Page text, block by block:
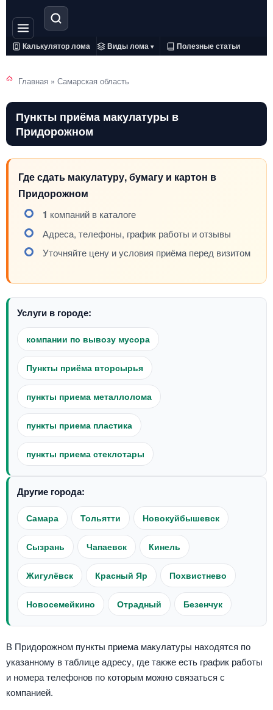
Калькулятор лома Виды лома ▾ Полезные статьи
Главная » Самарская область
Пункты приёма макулатуры в
Придорожном
Где сдать макулатуру, бумагу и картон в
Придорожном
1 компаний в каталоге
Адреса, телефоны, график работы и отзывы
Уточняйте цену и условия приёма перед визитом
Услуги в городе:
компании по вывозу мусора
Пункты приёма вторсырья
пункты приема металлолома
пункты приема пластика
пункты приема стеклотары
Другие города:
Самара Тольятти Новокуйбышевск
Сызрань Чапаевск Кинель
Жигулёвск Красный Яр Похвистнево
Новосемейкино Отрадный Безенчук
В Придорожном пункты приема макулатуры находятся по
указанному в таблице адресу, где также есть график работы
и номера телефонов по которым можно связаться с
компанией.